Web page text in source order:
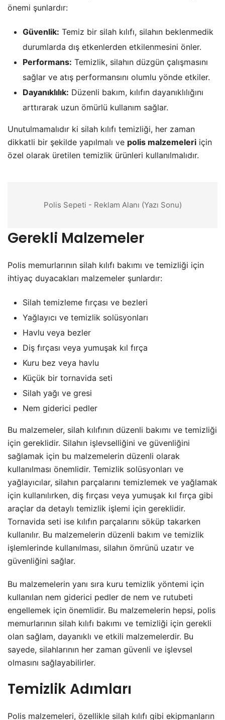
önemi şunlardır:
Güvenlik: Temiz bir silah kılıfı, silahın beklenmedik
durumlarda dış etkenlerden etkilenmesini önler.
Performans: Temizlik, silahın düzgün çalışmasını
sağlar ve atış performansını olumlu yönde etkiler.
Dayanıklılık: Düzenli bakım, kılıfın dayanıklılığını
arttırarak uzun ömürlü kullanım sağlar.
Unutulmamalıdır ki silah kılıfı temizliği, her zaman
dikkatli bir şekilde yapılmalı ve polis malzemeleri için
özel olarak üretilen temizlik ürünleri kullanılmalıdır.
Polis Sepeti - Reklam Alanı (Yazı Sonu)
Gerekli Malzemeler
Polis memurlarının silah kılıfı bakımı ve temizliği için
ihtiyaç duyacakları malzemeler şunlardır:
Silah temizleme fırçası ve bezleri
Yağlayıcı ve temizlik solüsyonları
Havlu veya bezler
Diş fırçası veya yumuşak kıl fırça
Kuru bez veya havlu
Küçük bir tornavida seti
Silah yağı ve gresi
Nem giderici pedler
Bu malzemeler, silah kılıfının düzenli bakımı ve temizliği
için gereklidir. Silahın işlevselliğini ve güvenliğini
sağlamak için bu malzemelerin düzenli olarak
kullanılması önemlidir. Temizlik solüsyonları ve
yağlayıcılar, silahın parçalarını temizlemek ve yağlamak
için kullanılırken, diş fırçası veya yumuşak kıl fırça gibi
araçlar da detaylı temizlik işlemi için gereklidir.
Tornavida seti ise kılıfın parçalarını söküp takarken
kullanılır. Bu malzemelerin düzenli bakım ve temizlik
işlemlerinde kullanılması, silahın ömrünü uzatır ve
güvenliğini sağlar.
Bu malzemelerin yanı sıra kuru temizlik yöntemi için
kullanılan nem giderici pedler de nem ve rutubeti
engellemek için önemlidir. Bu malzemelerin hepsi, polis
memurlarının silah kılıfı bakımı ve temizliği için gerekli
olan sağlam, dayanıklı ve etkili malzemelerdir. Bu
sayede, silahlarının her zaman güvenli ve işlevsel
olmasını sağlayabilirler.
Temizlik Adımları
Polis malzemeleri, özellikle silah kılıfı gibi ekipmanların